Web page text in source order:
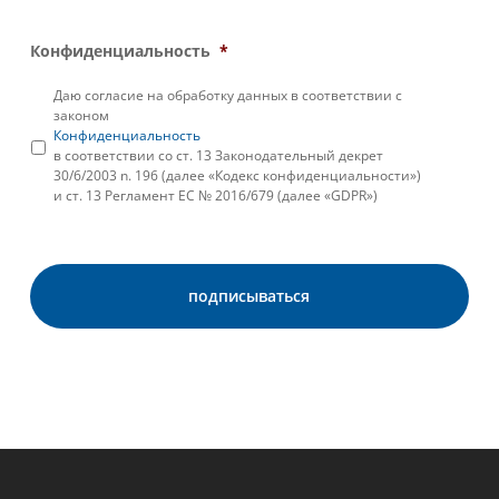
Конфиденциальность *
Даю согласие на обработку данных в соответствии с
законом
Конфиденциальность
в соответствии со ст. 13 Законодательный декрет
30/6/2003 n. 196 (далее «Кодекс конфиденциальности»)
и ст. 13 Регламент ЕС № 2016/679 (далее «GDPR»)